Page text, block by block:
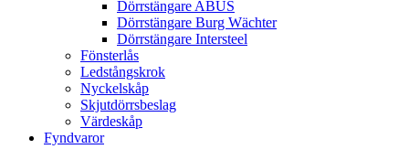
Dörrstängare ABUS
Dörrstängare Burg Wächter
Dörrstängare Intersteel
Fönsterlås
Ledstångskrok
Nyckelskåp
Skjutdörrsbeslag
Värdeskåp
Fyndvaror